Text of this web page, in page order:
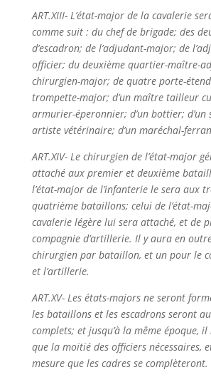
ART.XIII- L’état-major de la cavalerie
comme suit : du chef de brigade; des
d’escadron; de l’adjudant-major; de
officier; du deuxième quartier-maître-
chirurgien-major; de quatre porte-
trompette-major; d’un maître tailleur
armurier-éperonnier; d’un bottier; d’un
artiste vétérinaire; d’un maréchal-
ART.XIV- Le chirurgien de l’état-major
attaché aux premier et deuxième
l’état-major de l’infanterie le sera aux
quatrième bataillons; celui de l’état-
cavalerie légère lui sera attaché, et de
compagnie d’artillerie. Il y aura en
chirurgien par bataillon, et un pour le
et l’artillerie.
ART.XV- Les états-majors ne seront
les bataillons et les escadrons seront
complets; et jusqu’à la même époque,
que la moitié des officiers nécessaires,
mesure que les cadres se complèteront.